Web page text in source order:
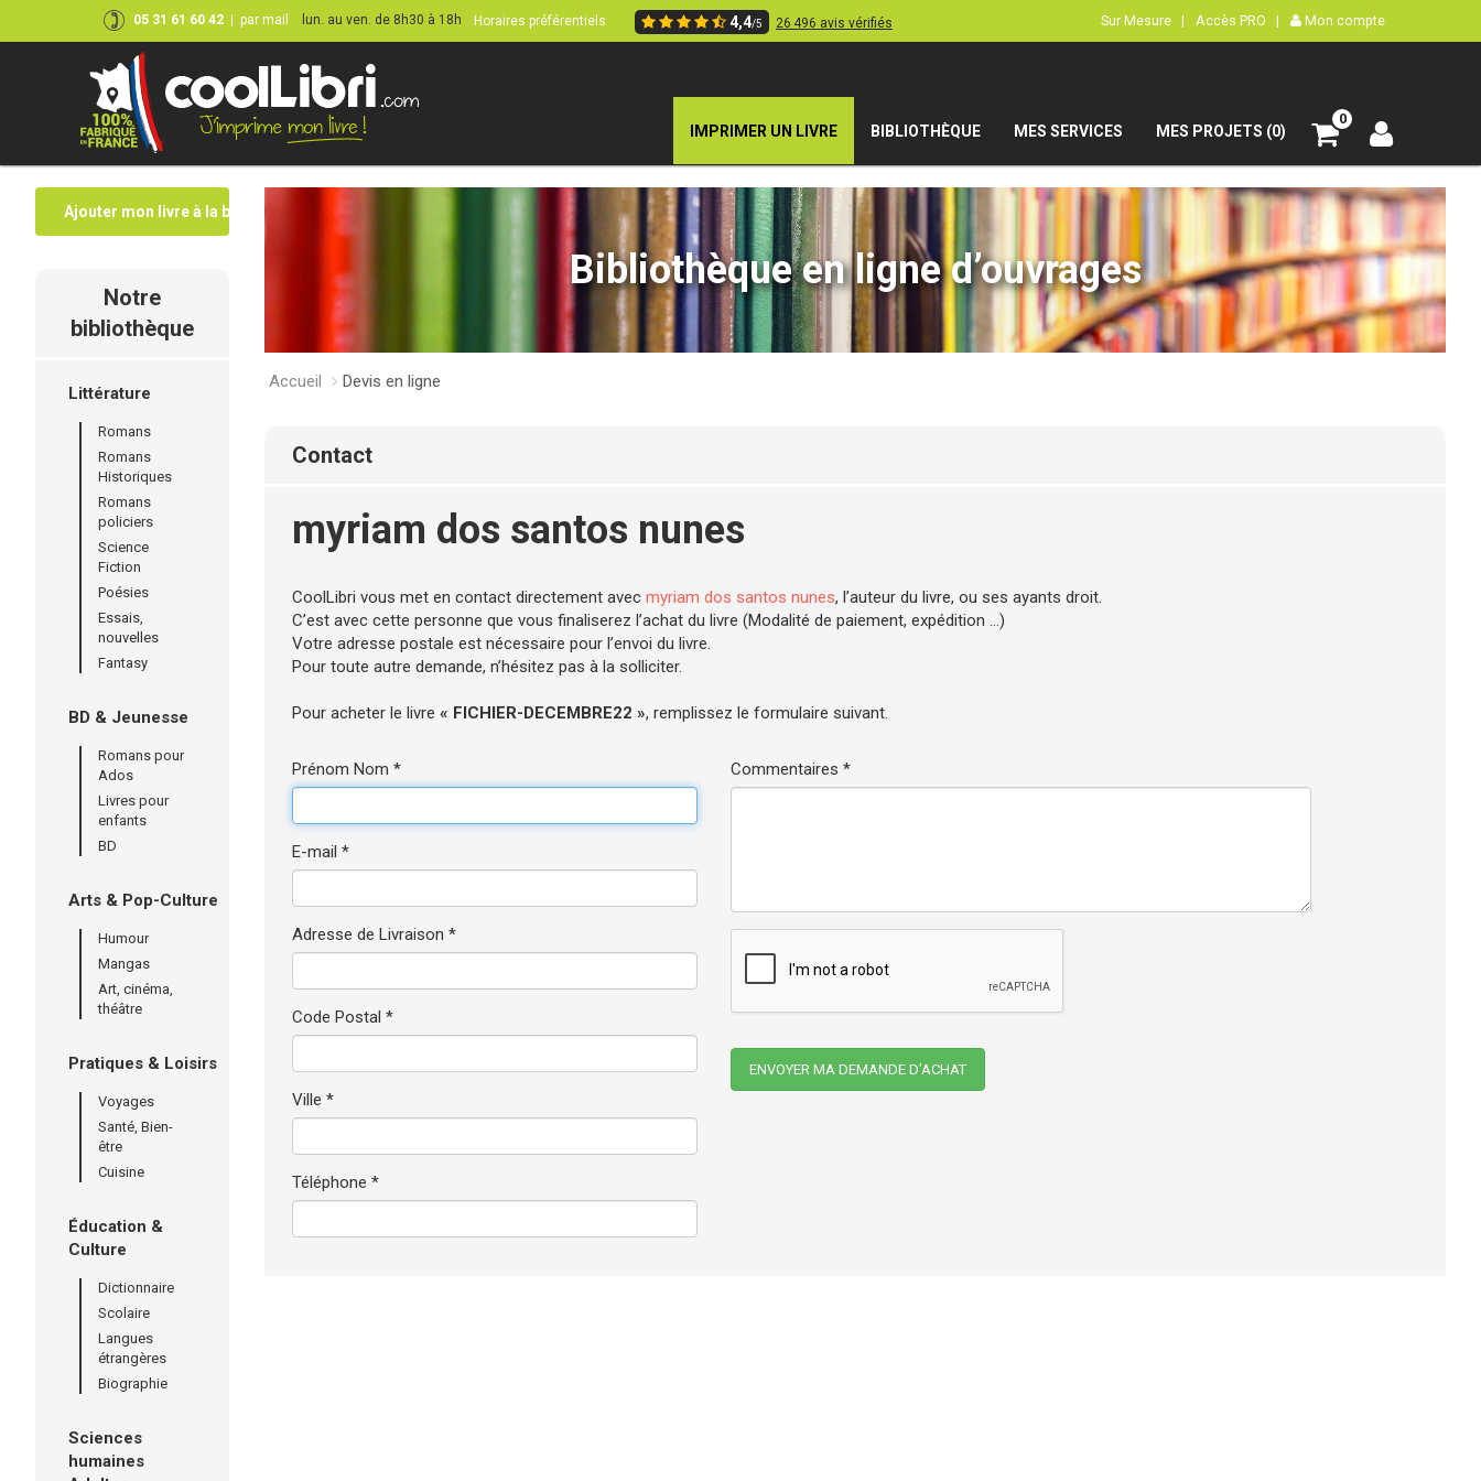
05 31 61 60 42 par mail lun. au ven. de 8h30 à 18h Horaires préférentiels 4,4/5 26 496 avis vérifiés Sur Mesure | Accès PRO | Mon compte
IMPRIMER UN LIVRE BIBLIOTHÈQUE MES SERVICES MES PROJETS (0)
0
Ajouter mon livre à la bibliothèque
Notre
bibliothèque
Littérature
Romans
Romans
Historiques
Romans
policiers
Science
Fiction
Poésies
Essais,
nouvelles
Fantasy
BD & Jeunesse
Romans pour
Ados
Livres pour
enfants
BD
Arts & Pop-Culture
Humour
Mangas
Art, cinéma,
théâtre
Pratiques & Loisirs
Voyages
Santé, Bien-
être
Cuisine
Éducation &
Culture
Dictionnaire
Scolaire
Langues
étrangères
Biographie
Sciences
humaines
Bibliothèque en ligne d’ouvrages
Accueil Devis en ligne
contact
myriam dos santos nunes
CoolLibri vous met en contact directement avec myriam dos santos nunes, l’auteur du livre, ou ses ayants droit.
C’est avec cette personne que vous finaliserez l’achat du livre (Modalité de paiement, expédition ...)
Votre adresse postale est nécessaire pour l’envoi du livre.
Pour toute autre demande, n’hésitez pas à la solliciter.
Pour acheter le livre « FICHIER-DECEMBRE22 », remplissez le formulaire suivant.
Prénom Nom *
E-mail *
Adresse de Livraison *
Code Postal *
Ville *
Téléphone *
Commentaires *